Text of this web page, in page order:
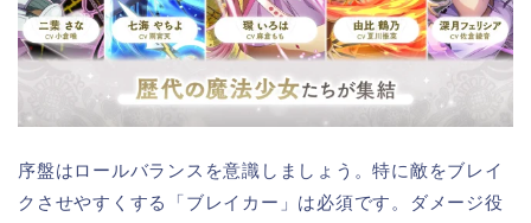
序盤はロールバランスを意識しましょう。特に敵をブレイ
クさせやすくする「ブレイカー」は必須です。ダメージ役